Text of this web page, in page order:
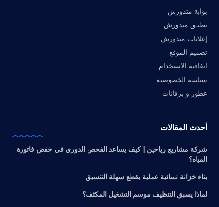
بوابة متدورش
تطبيق متدورش
إعلانات متدورش
تصميم الموقع
اتفاقية الاستخدام
سياسة الخصوصية
عطور و برفانات
أحدث المقالات
شركة مشاريع رياحين | كيف يساعد الفحص الدوري في خفض فاتورة
المياه؟
بناء خزانة نسائية عملية بقطع سهلة التنسيق
لماذا يسبق التنظيف موسم التشغيل المكثف؟